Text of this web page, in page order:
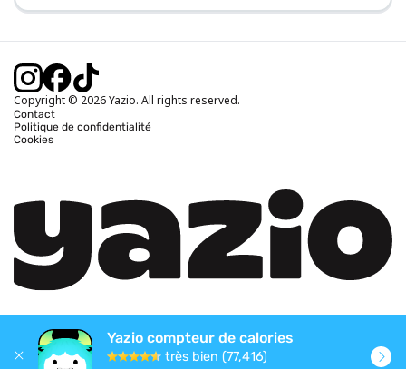
Calcul IMC
Calcul poids idéal
Calcul calories brûlées
Copyright © 2026 Yazio. All rights reserved.
Contact
Politique de confidentialité
Cookies
Yazio compteur de calories
très bien (77,416)